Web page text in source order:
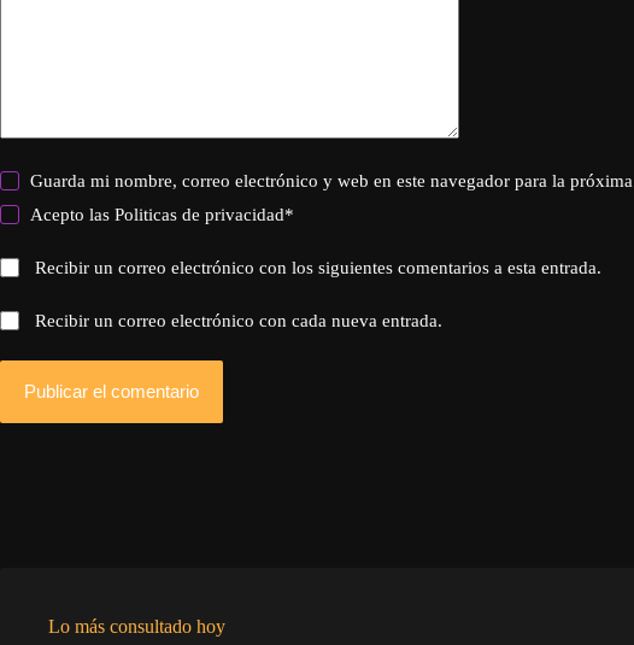
Guarda mi nombre, correo electrónico y web en este navegador para la
Acepto lasPoliticas de privacidad*
Recibir un correo electrónico con los siguientes comentarios a esta entrada.
Recibir un correo electrónico con cada nueva entrada.
Publicar el comentario
Lo más consultado hoy